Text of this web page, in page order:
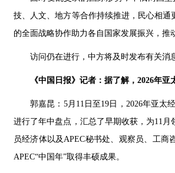
技、人文、地方等合作持续推进，民心相
的全面战略协作助力各自国家发展振兴，
访问仍在进行，中方将及时发布有关消
《中国日报》记者：据了解，2026年
郭嘉昆：5月11日至19日，2026年亚太
进行了年中盘点，汇总了早期收获，为11
员经济体以及APEC秘书处、观察员、工
APEC“中国年”取得丰硕成果。